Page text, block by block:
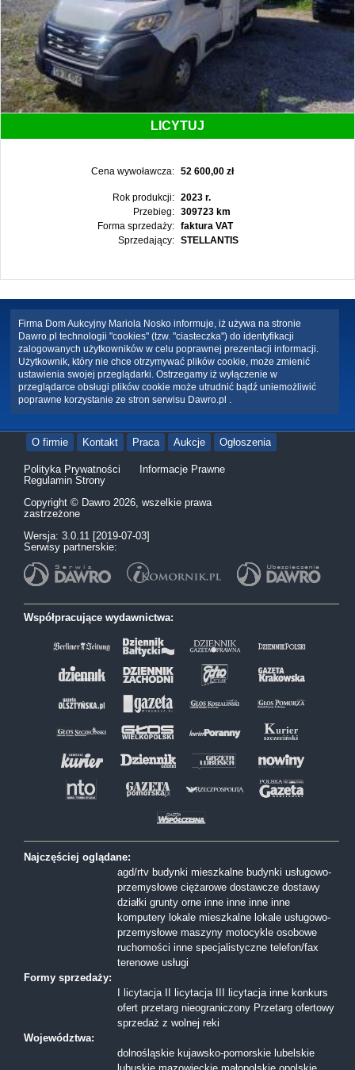
LICYTUJ
Cena wywoławcza: 52 600,00 zł
Rok produkcji:
2023 r.
Przebieg:
309723 km
Forma sprzedaży:
faktura VAT
Sprzedający:
STELLANTIS
Firma Dom Aukcyjny Mariola Nosko informuje, iż używa na stronie
Dawro.pl technologii "cookies" (tzw. "ciasteczka") do identyfikacji
zalogowanych użytkowników w celu poprawnej prezentacji informacji.
Użytkownik, który nie chce otrzymywać plików cookie, może zmienić
ustawienia swojej przeglądarki. Ostrzegamy iż wyłączenie w
przeglądarce obsługi plików cookie może utrudnić bądź uniemożliwić
poprawne korzystanie ze stron serwisu Dawro.pl .
O firmie Kontakt Praca Aukcje Ogłoszenia
Polityka Prywatności
Informacje Prawne
Regulamin Strony
Copyright © Dawro 2026, wszelkie prawa
zastrzeżone
Wersja: 3.0.11 [2019-07-03]
Serwisy partnerskie:
Współpracujące wydawnictwa:
Najczęściej oglądane:
agd/rtv budynki mieszkalne budynki usługowo-
przemysłowe ciężarowe dostawcze dostawy
działki grunty orne inne inne inne inne
komputery lokale mieszkalne lokale usługowo-
przemysłowe maszyny motocykle osobowe
ruchomości inne specjalistyczne telefon/fax
terenowe usługi
Formy sprzedaży:
I licytacja
II licytacja III licytacja inne konkurs
ofert przetarg nieograniczony Przetarg ofertowy
sprzedaż z wolnej reki
Województwa:
dolnośląskie kujawsko-pomorskie lubelskie